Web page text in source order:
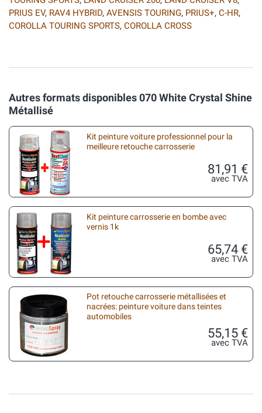
PRIUS EV, RAV4 HYBRID, AVENSIS TOURING, PRIUS+, C-HR,
COROLLA TOURING SPORTS, COROLLA CROSS
Autres formats disponibles 070 White Crystal Shine
Métallisé
Kit peinture voiture professionnel pour la
meilleure retouche carrosserie
81,91 €
avec TVA
Kit peinture carrosserie en bombe avec
vernis 1k
65,74 €
avec TVA
Pot retouche carrosserie métallisées et
nacrées: peinture voiture dans teintes
automobiles
55,15 €
avec TVA